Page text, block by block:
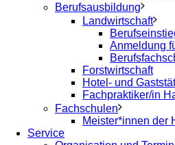
Berufsausbildung
Landwirtschaft
Anmeldung
Forstwirtschaft
Hotel- und
Fachpraktiker/in
Fachschulen
Meister*innen der
Service